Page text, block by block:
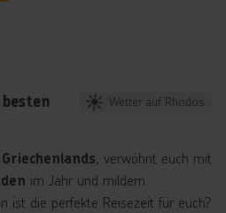
Wetter auf Rhodos
, verwöhnt euch mit
im Jahr und mildem
ist die perfekte Reisezeit für euch?